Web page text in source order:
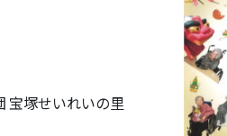
宝塚せいれいの里